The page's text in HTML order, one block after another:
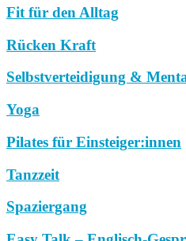
Fit für den Alltag
Rücken Kraft
Selbstverteidigung &
Yoga
Pilates für Einsteiger:innen
Tanzzeit
Spaziergang